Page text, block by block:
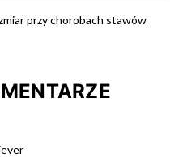
przy chorobach stawów